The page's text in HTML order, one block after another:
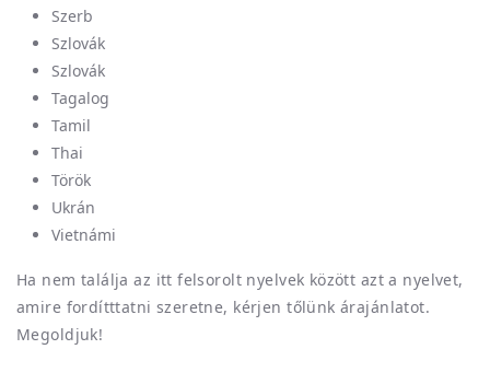
Szerb
Szlovák
Szlovák
Tagalog
Tamil
Thai
Török
Ukrán
Vietnámi
Ha nem találja az itt felsorolt nyelvek között azt a nyelvet,
amire fordítttatni szeretne, kérjen tőlünk árajánlatot.
Megoldjuk!